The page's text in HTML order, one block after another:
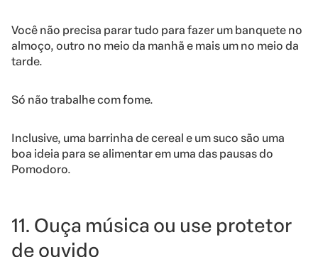
Você não precisa parar tudo para fazer um banquete no
almoço, outro no meio da manhã e mais um no meio da
tarde.
Só não trabalhe com fome.
Inclusive, uma barrinha de cereal e um suco são uma
boa ideia para se alimentar em uma das pausas do
Pomodoro.
11. Ouça música ou use protetor
de ouvido